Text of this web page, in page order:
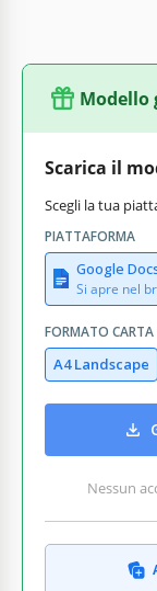
Scarica il
Scegli la tua
PIATTAFORMA
Google
Si apre nel
FORMATO CARTA
A4 Landscape
Nessun